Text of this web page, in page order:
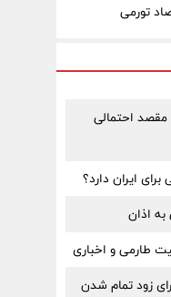
تورمی
مقصد احتمالی
ایران دارد؟
اذان
طارمی و اخباری
زود تمام شدن